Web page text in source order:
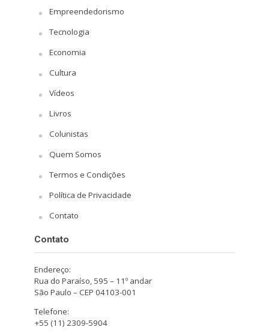
Empreendedorismo
Tecnologia
Economia
Cultura
Vídeos
Livros
Colunistas
Quem Somos
Termos e Condições
Política de Privacidade
Contato
Contato
Endereço:
Rua do Paraíso, 595 – 11º andar
São Paulo – CEP 04103-001
Telefone:
+55 (11) 2309-5904